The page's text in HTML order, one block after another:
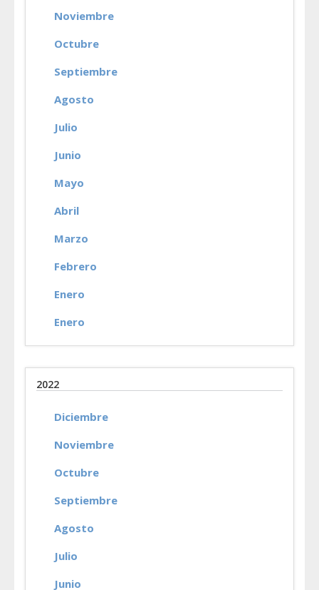
Noviembre
Octubre
Septiembre
Agosto
Julio
Junio
Mayo
Abril
Marzo
Febrero
Enero
Enero
2022
Diciembre
Noviembre
Octubre
Septiembre
Agosto
Julio
Junio